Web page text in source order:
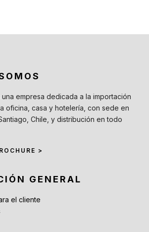
empresa dedicada a la importación
oficina, casa y hotelería, con sede en
Chile, y distribución en todo
>
GENERAL
el cliente